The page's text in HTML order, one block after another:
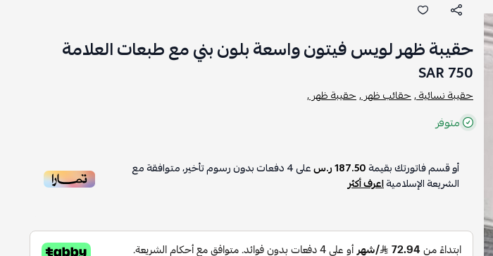
حقيبة ظهر لويس فيتون واسعة بلون بني مع طبعات العلامة
750 SAR
حقيبة نسائية ,حقائب ظهر ,حقيبة ظهر ,
متوفر
أو قسم فاتورتك بقيمة187.50 ر.س على4دفعات بدون رسوم تأخير، متوافقة مع
الشريعة الإسلاميةاعرف أكثر